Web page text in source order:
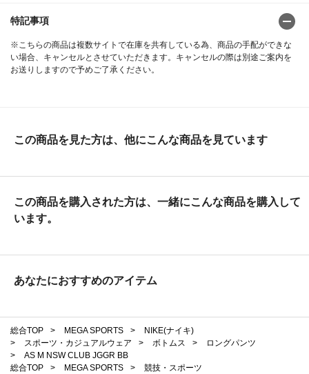
特記事項
※こちらの商品は複数サイトで在庫を共有している為、商品の手配ができな
い場合、キャンセルとさせていただきます。キャンセルの際は別途ご案内を
お送りしますので予めご了承ください。
この商品を見た方は、他にこんな商品を見ています
この商品を購入された方は、一緒にこんな商品を購入して
います。
あなたにおすすめのアイテム
総合TOP > MEGA SPORTS >
NIKE(ナイキ)
>
スポーツ・カジュアルウェア > ボトムス >
ロングパンツ
>
AS M NSW CLUB JGGR BB
総合TOP
> MEGA SPORTS >
競技・スポーツ